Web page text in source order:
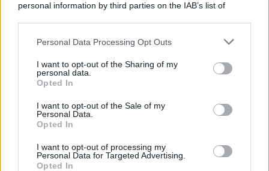
personal information by third parties on the IAB’s list of
This information may also be disclosed by us to third parties
disclose it to other third parties.
Please note that this website/app uses one or more Google
services and may gather and store information including but
not limited to your visit or usage behaviour. You may click to
grant or deny consent to Google and its third-party tags to
consent section.
Personal Data Processing Opt Outs
I want to opt-out of the Sharing of my
personal data.
Opted In
I want to opt-out of the Sale of my
Personal Data.
Opted In
I want to opt-out of processing my
Personal Data for Targeted Advertising.
Opted In
SecondHomeMagazine
Francia
InvestirMag
Investieren24